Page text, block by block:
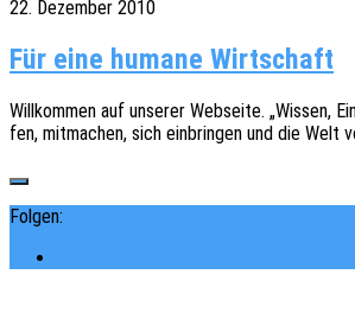
22. Dezember 2010
Für eine humane Wirtschaft
Will­kom­men auf unse­rer Websei­te. „Wissen,
fen, mitma­chen, sich einbrin­gen und die
Folgen: